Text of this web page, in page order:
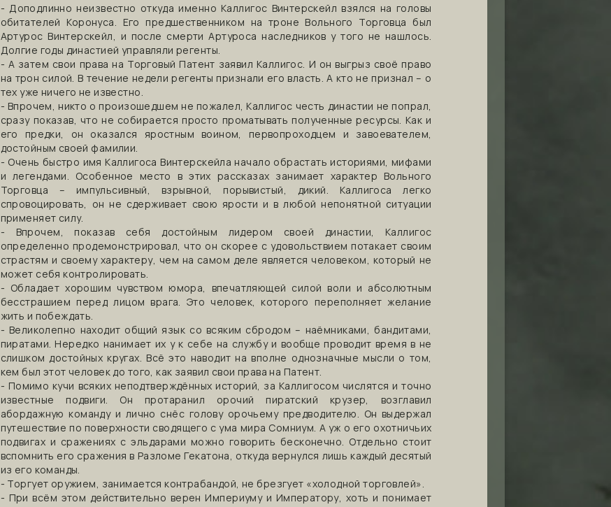
- Доподлинно неизвестно откуда именно Каллигос Винтерскейл взялся на головы
обитателей Коронуса. Его предшественником на троне Вольного Торговца был
Артурос Винтерскейл, и после смерти Артуроса наследников у того не нашлось.
Долгие годы династией управляли регенты.
- А затем свои права на Торговый Патент заявил Каллигос. И он выгрыз своё право
на трон силой. В течение недели регенты признали его власть. А кто не признал – о
тех уже ничего не известно.
- Впрочем, никто о произошедшем не пожалел, Каллигос честь династии не попрал,
сразу показав, что не собирается просто проматывать полученные ресурсы. Как и
его предки, он оказался яростным воином, первопроходцем и завоевателем,
достойным своей фамилии.
- Очень быстро имя Каллигоса Винтерскейла начало обрастать историями, мифами
и легендами. Особенное место в этих рассказах занимает характер Вольного
Торговца – импульсивный, взрывной, порывистый, дикий. Каллигоса легко
спровоцировать, он не сдерживает свою ярости и в любой непонятной ситуации
применяет силу.
- Впрочем, показав себя достойным лидером своей династии, Каллигос
определенно продемонстрировал, что он скорее с удовольствием потакает своим
страстям и своему характеру, чем на самом деле является человеком, который не
может себя контролировать.
- Обладает хорошим чувством юмора, впечатляющей силой воли и абсолютным
бесстрашием перед лицом врага. Это человек, которого переполняет желание
жить и побеждать.
- Великолепно находит общий язык со всяким сбродом – наёмниками, бандитами,
пиратами. Нередко нанимает их у к себе на службу и вообще проводит время в не
слишком достойных кругах. Всё это наводит на вполне однозначные мысли о том,
кем был этот человек до того, как заявил свои права на Патент.
- Помимо кучи всяких неподтверждённых историй, за Каллигосом числятся и точно
известные подвиги. Он протаранил орочий пиратский крузер, возглавил
абордажную команду и лично снёс голову орочьему предводителю. Он выдержал
путешествие по поверхности сводящего с ума мира Сомниум. А уж о его охотничьих
подвигах и сражениях с эльдарами можно говорить бесконечно. Отдельно стоит
вспомнить его сражения в Разломе Гекатона, откуда вернулся лишь каждый десятый
из его команды.
- Торгует оружием, занимается контрабандой, не брезгует «холодной торговлей».
- При всём этом действительно верен Империуму и Императору, хоть и понимает